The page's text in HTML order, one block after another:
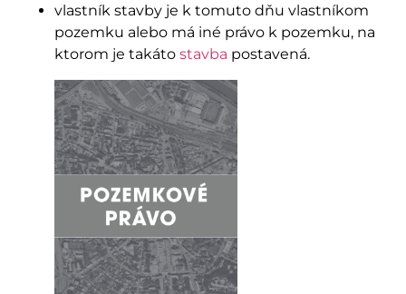
vlastník stavby je k tomuto dňu vlastníkom
pozemku alebo má iné právo k pozemku, na
ktorom je takáto stavba postavená.